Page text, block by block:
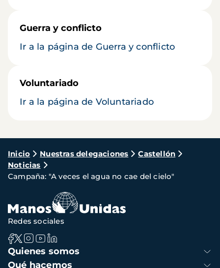
Guerra y conflicto
Ir a la página de Guerra y conflicto
Voluntariado
Ir a la página de Voluntariado
Ruta
de
navegación
Inicio Nuestras delegaciones
Castellón
Noticias
Campaña: "A veces el agua no cae del cielo"
Navegación
principal
Quienes somos
Qué hacemos
Redes sociales